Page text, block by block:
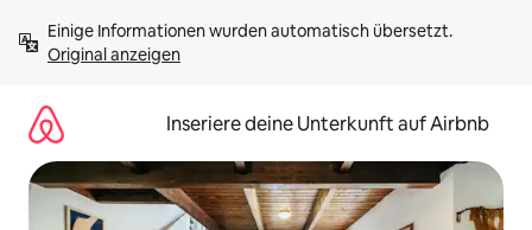
Inhalten
springenOriginal anzeigen
Inseriere deine Unterkunft auf Airbnb